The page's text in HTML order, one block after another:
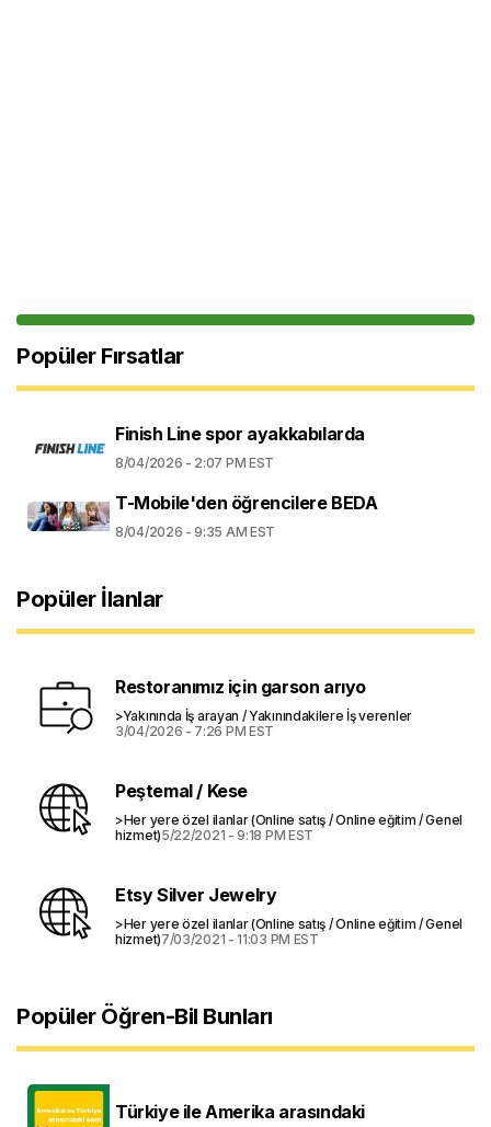
Popüler Fırsatlar
Finish Line spor ayakkabılarda
8/04/2026 - 2:07 PM EST
T-Mobile'den öğrencilere BEDA
8/04/2026 - 9:35 AM EST
Popüler İlanlar
Restoranımız için garson arıyo
>Yakınında İş arayan / Yakınındakilere İş verenler
3/04/2026 - 7:26 PM EST
Peştemal / Kese
>Her yere özel ilanlar (Online satış / Online eğitim / Genel
hizmet)5/22/2021 - 9:18 PM EST
Etsy Silver Jewelry
>Her yere özel ilanlar (Online satış / Online eğitim / Genel
hizmet)7/03/2021 - 11:03 PM EST
Popüler Öğren-Bil Bunları
Türkiye ile Amerika arasındaki